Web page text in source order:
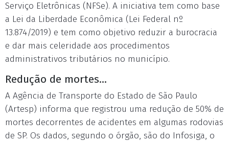
Serviço Eletrônicas (NFSe). A iniciativa tem como base
a Lei da Liberdade Econômica (Lei Federal nº
13.874/2019) e tem como objetivo reduzir a burocracia
e dar mais celeridade aos procedimentos
administrativos tributários no município.
Redução de mortes...
A Agência de Transporte do Estado de São Paulo
(Artesp) informa que registrou uma redução de 50% de
mortes decorrentes de acidentes em algumas rodovias
de SP. Os dados, segundo o órgão, são do Infosiga, o